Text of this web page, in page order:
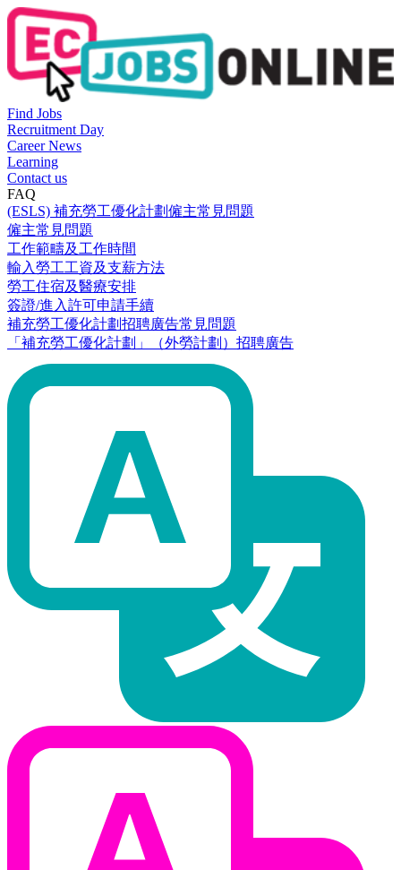
Find Jobs
Recruitment Day
Career News
Learning
Contact us
FAQ
(ESLS) 補充勞工優化計劃僱主常見問題
僱主常見問題
工作範疇及工作時間
輸入勞工工資及支薪方法
勞工住宿及醫療安排
簽證/進入許可申請手續
補充勞工優化計劃招聘廣告常見問題
「補充勞工優化計劃」（外勞計劃）招聘廣告